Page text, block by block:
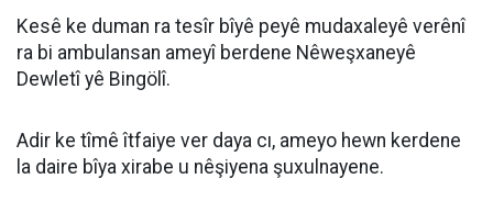
Kesê ke duman ra tesîr bîyê peyê mudaxaleyê verênî
ra bi ambulansan ameyî berdene Nêweşxaneyê
Dewletî yê Bingölî.
Adir ke tîmê îtfaiye ver daya cı, ameyo hewn kerdene
la daire bîya xirabe u nêşiyena şuxulnayene.